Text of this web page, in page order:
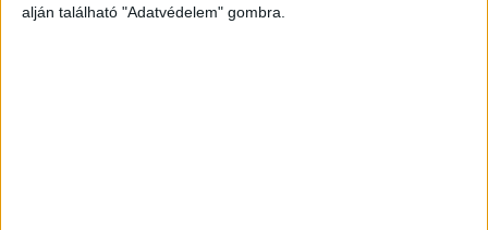
alján található "Adatvédelem" gombra.